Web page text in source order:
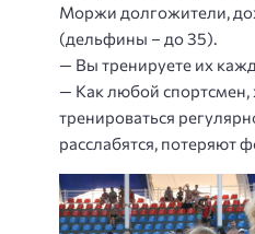
Моржи долгожители,
(дельфины – до 35).
— Вы тренируете их
— Как любой
тренироваться
расслабятся, потеряют